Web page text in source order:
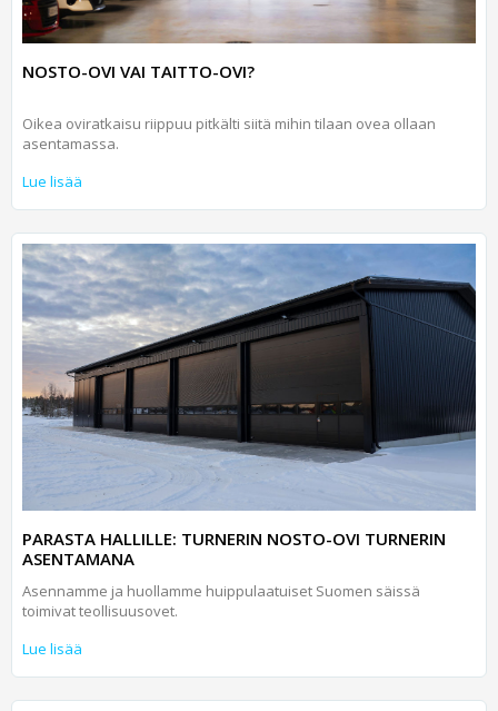
NOSTO-OVI VAI TAITTO-OVI?
Oikea oviratkaisu riippuu pitkälti siitä mihin tilaan ovea ollaan
asentamassa.
Lue lisää
PARASTA HALLILLE: TURNERIN NOSTO-OVI TURNERIN
ASENTAMANA
Asennamme ja huollamme huippulaatuiset Suomen säissä
toimivat teollisuusovet.
Lue lisää